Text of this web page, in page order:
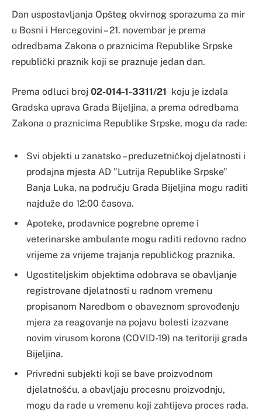
Dan uspostavljanja Opšteg okvirnog sporazuma za mir
u Bosni i Hercegovini – 21. novembar je prema
odredbama Zakona o praznicima Republike Srpske
republički praznik koji se praznuje jedan dan.
Prema odluci broj 02-014-1-3311/21 koju je izdala
Gradska uprava Grada Bijeljina, a prema odredbama
Zakona o praznicima Republike Srpske, mogu da rade:
Svi objekti u zanatsko – preduzetničkoj djelatnosti i
prodajna mjesta AD ”Lutrija Republike Srpske”
Banja Luka, na području Grada Bijeljina mogu raditi
najduže do 12:00 časova.
Apoteke, prodavnice pogrebne opreme i
veterinarske ambulante mogu raditi redovno radno
vrijeme za vrijeme trajanja republičkog praznika.
Ugostiteljskim objektima odobrava se obavljanje
registrovane djelatnosti u radnom vremenu
propisanom Naredbom o obaveznom sprovođenju
mjera za reagovanje na pojavu bolesti izazvane
novim virusom korona (COVID-19) na teritoriji grada
Bijeljina.
Privredni subjekti koji se bave proizvodnom
djelatnošću, a obavljaju procesnu proizvodnju,
mogu da rade u vremenu koji zahtijeva proces rada.